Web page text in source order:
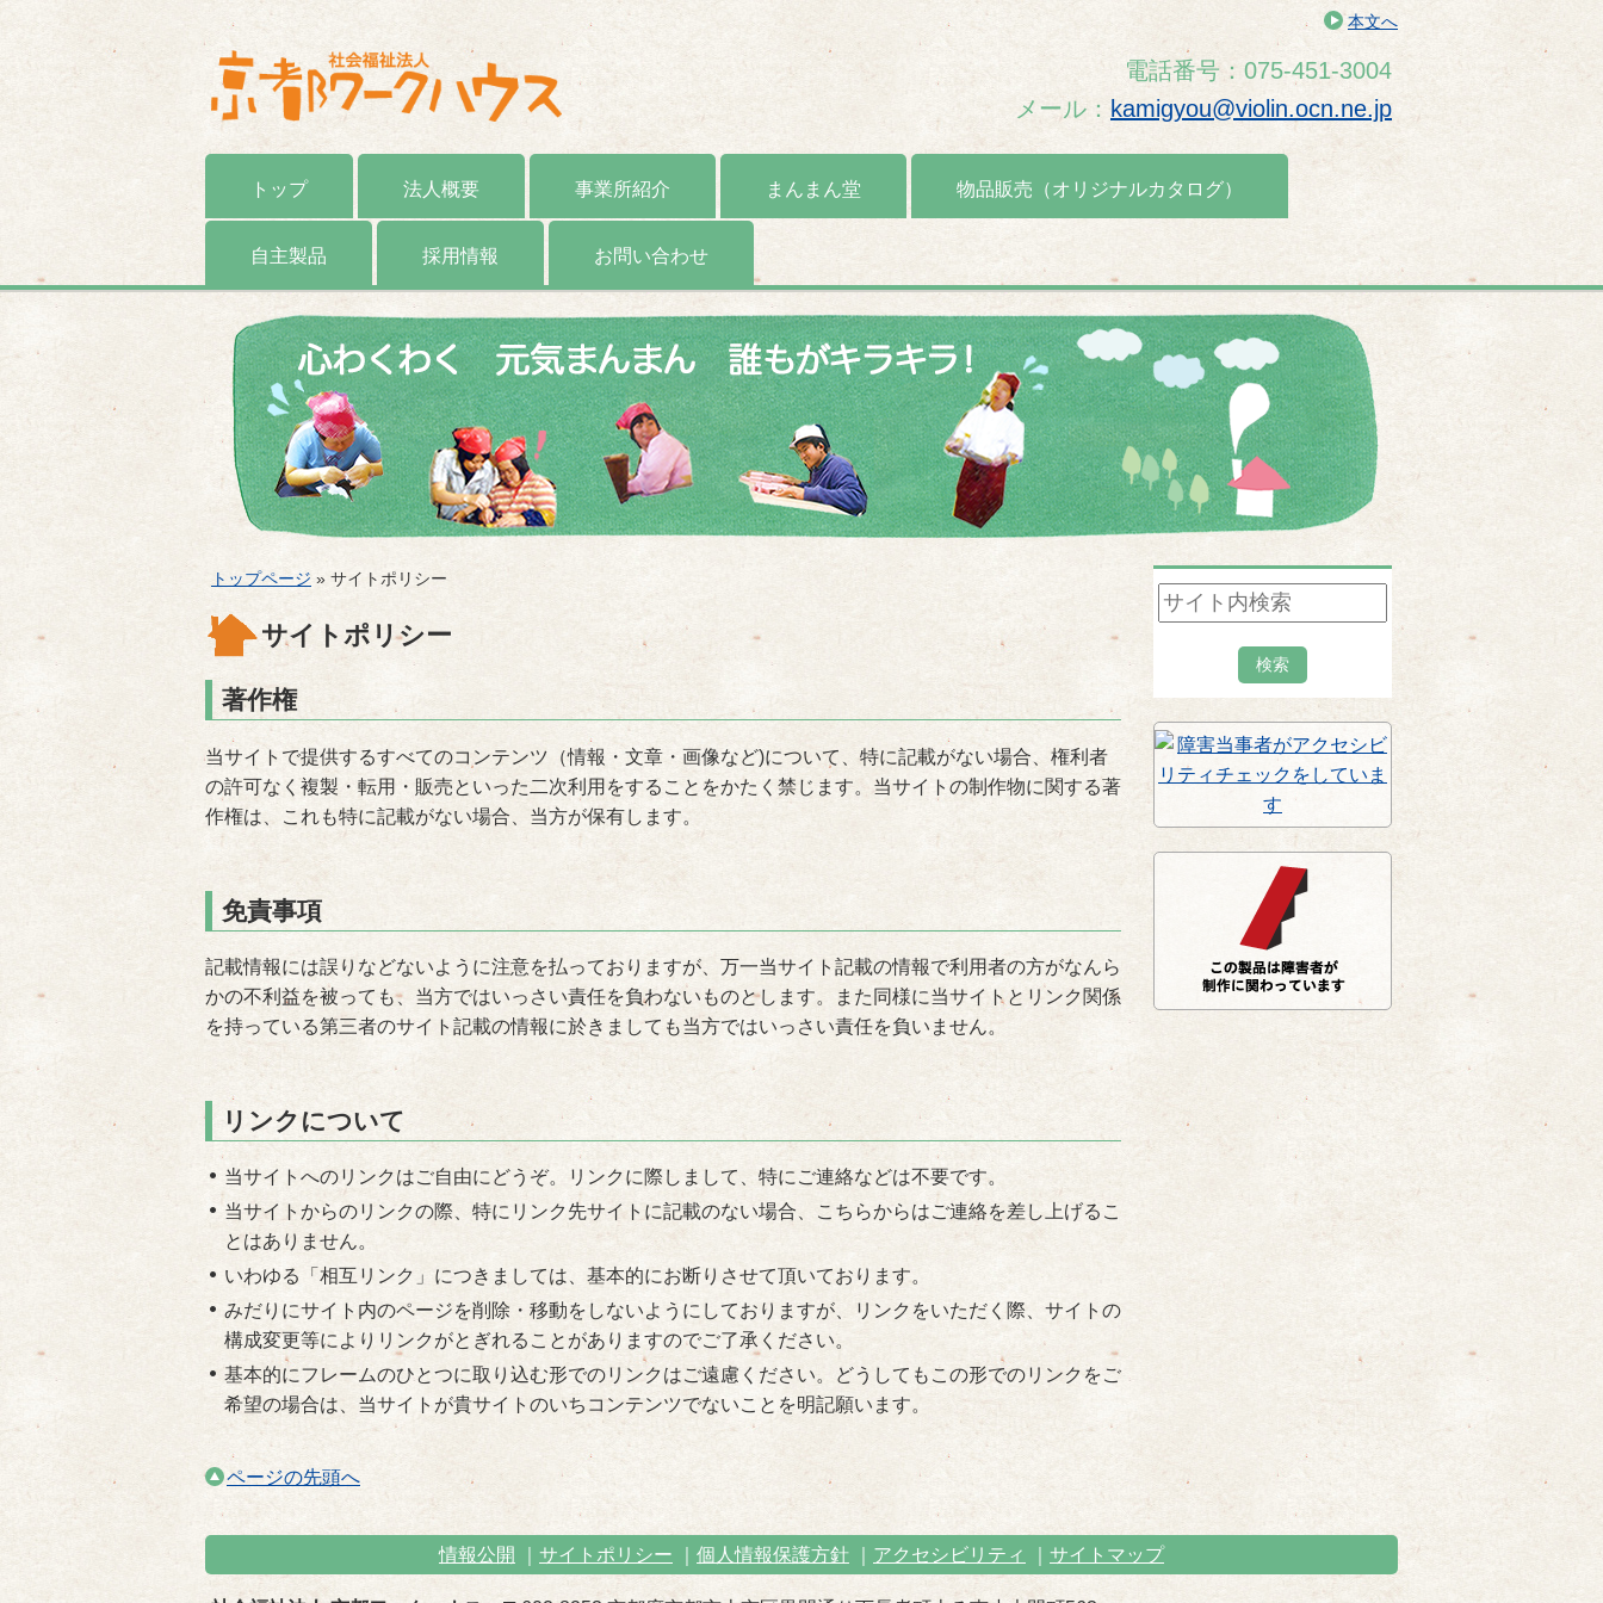
本文へ
電話番号：075-451-3004
メール：kamigyou@violin.ocn.ne.jp
トップ 法人概要 事業所紹介 まんまん堂 物品販売（オリジナルカタログ）
自主製品 採用情報 お問い合わせ
トップページ » サイトポリシー
サイトポリシー
著作権
当サイトで提供するすべてのコンテンツ（情報・文章・画像など)について、特に記載がない場合、権利者
の許可なく複製・転用・販売といった二次利用をすることをかたく禁じます。当サイトの制作物に関する著
作権は、これも特に記載がない場合、当方が保有します。
免責事項
記載情報には誤りなどないように注意を払っておりますが、万一当サイト記載の情報で利用者の方がなんら
かの不利益を被っても、当方ではいっさい責任を負わないものとします。また同様に当サイトとリンク関係
を持っている第三者のサイト記載の情報に於きましても当方ではいっさい責任を負いません。
リンクについて
当サイトへのリンクはご自由にどうぞ。リンクに際しまして、特にご連絡などは不要です。
当サイトからのリンクの際、特にリンク先サイトに記載のない場合、こちらからはご連絡を差し上げるこ
とはありません。
いわゆる「相互リンク」につきましては、基本的にお断りさせて頂いております。
みだりにサイト内のページを削除・移動をしないようにしておりますが、リンクをいただく際、サイトの
構成変更等によりリンクがとぎれることがありますのでご了承ください。
基本的にフレームのひとつに取り込む形でのリンクはご遠慮ください。どうしてもこの形でのリンクをご
希望の場合は、当サイトが貴サイトのいちコンテンツでないことを明記願います。
ページの先頭へ
情報公開 サイトポリシー 個人情報保護方針 アクセシビリティ サイトマップ